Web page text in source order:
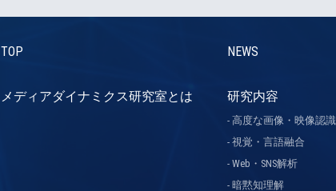
TOP NEWS
メディアダイナミクス研究室とは 研究内容
高度な画像・映像認識
視覚・言語融合
Web・SNS解析
暗黙知理解